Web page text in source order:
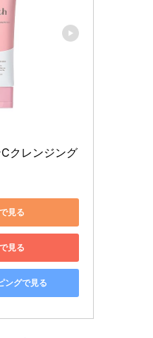
クレンジング
見る
見る
ングで見る